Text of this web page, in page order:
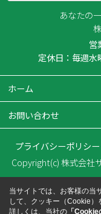
あなたの
営
定休日：毎週
ホーム
お問い合わせ
プライバシーポリシー
Copyright(c) 株式会社
当サイトでは、お客様の当
して、クッキー（Cookie）
詳しくは、当社の 「